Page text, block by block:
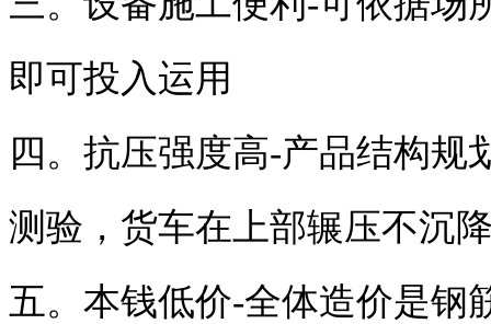
即可投入运用
四。抗压强度高-产品结构规
测验，货车在上部辗压不沉
五。本钱低价-全体造价是钢